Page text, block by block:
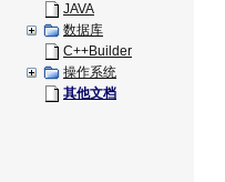
JAVA
数据库
C++Builder
操作系统
其他文档